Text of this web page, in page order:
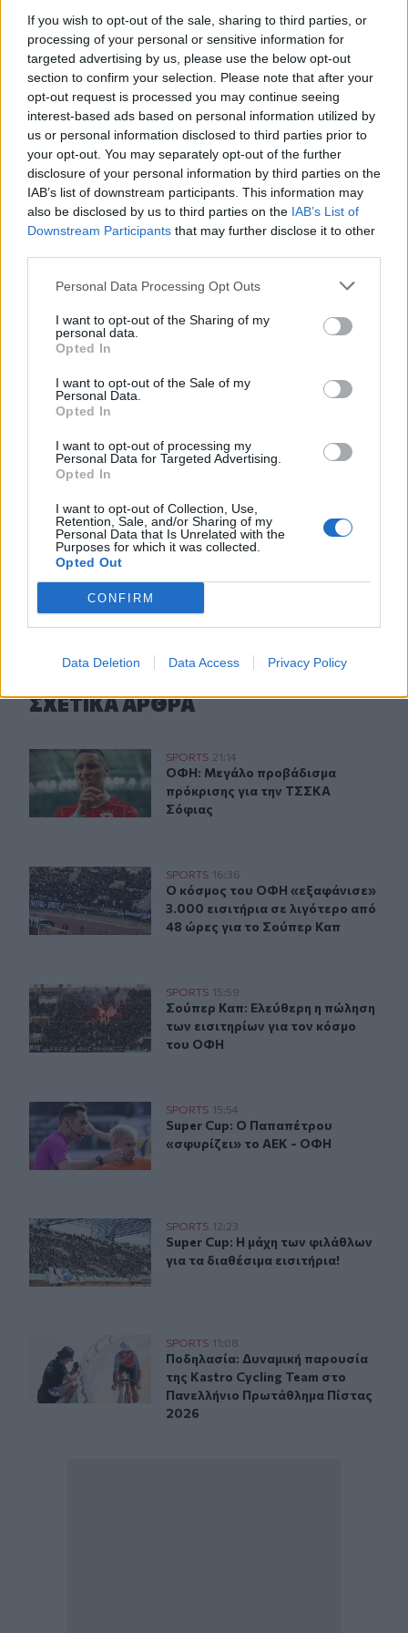
If you wish to opt-out of the sale, sharing to third parties, or
processing of your personal or sensitive information for
targeted advertising by us, please use the below opt-out
section to confirm your selection. Please note that after your
opt-out request is processed you may continue seeing
interest-based ads based on personal information utilized by
us or personal information disclosed to third parties prior to
your opt-out. You may separately opt-out of the further
disclosure of your personal information by third parties on the
IAB’s list of downstream participants. This information may
also be disclosed by us to third parties on the IAB’s List of
Downstream Participants that may further disclose it to other
Personal Data Processing Opt Outs
I want to opt-out of the Sharing of my
personal data.
Opted In
I want to opt-out of the Sale of my
Personal Data.
Opted In
I want to opt-out of processing my
Personal Data for Targeted Advertising.
Opted In
I want to opt-out of Collection, Use,
Retention, Sale, and/or Sharing of my
Personal Data that Is Unrelated with the
Purposes for which it was collected.
Opted Out
CONFIRM
Data Deletion Data Access Privacy Policy
Χανιά: ΕΔΕ για την υπόθεση της 75χρονης που βρέθηκε
νεκρή σε χωράφι
23:00
Ιταλία: Στη Νάπολη καταγράφηκε θερμοκρασία-ρεκόρ 48
βαθμών
22:32
Υπόθεση Marfin: Έφθασε στην Ελλάδα η 46χρονη
κατηγορούμενη για εμπρησμό
22:30
Αυτές είναι οι πιο επικίνδυνες εβδομάδες για μεγάλες
Χρήστος Δάντης: «Δεν περίμενα την αχαριστία, 22 χρόνια
μετά και συνάδελφοι προσπαθούν να ξεχάσουν ότι
Μετρό Θεσσαλονίκης
Τζόκερ: Αυτοί είναι οι τυχεροί αριθμοί που κερδίζουν
πάνω από 2 εκατ. ευρώ
ΠΕΡΙΣΣΟΤΕΡΑ
ΣΧΕΤΙΚA AΡΘΡΑ
ΟΦΗ: Μεγάλο προβάδισμα πρόκρισης για την ΤΣΣΚΑ
SPORTS 21:14
ΟΦΗ: Μεγάλο προβάδισμα
ΟΦΗ: Μεγάλο προβάδισμα
πρόκρισης για την ΤΣΣΚΑ
Σόφιας
Ο κόσμος του ΟΦΗ «εξαφάνισε» 3.000 εισιτήρια σε
SPORTS 16:36
Ο κόσμος του ΟΦΗ «εξαφάνισε»
Ο κόσμος του ΟΦΗ «εξαφάνισε»
3.000 εισιτήρια σε λιγότερο από
48 ώρες για το Σούπερ Καπ
Σούπερ Καπ: Ελεύθερη η πώληση των εισιτηρίων για
SPORTS 15:59
Σούπερ Καπ: Ελεύθερη η πώληση
Σούπερ Καπ: Ελεύθερη η πώληση
των εισιτηρίων για τον κόσμο
του ΟΦΗ
Super Cup: Ο Παπαπέτρου «σφυρίζει» το ΑΕΚ - ΟΦΗ
SPORTS 15:54
Super Cup: Ο Παπαπέτρου
Super Cup: Ο Παπαπέτρου
«σφυρίζει» το ΑΕΚ - ΟΦΗ
Super Cup: Η μάχη των φιλάθλων για τα διαθέσιμα
SPORTS 12:23
Super Cup: Η μάχη των φιλάθλων
Super Cup: Η μάχη των φιλάθλων
για τα διαθέσιμα εισιτήρια!
Ποδηλασία: Δυναμική παρουσία της Kastro Cycling
SPORTS 11:08
Ποδηλασία: Δυναμική παρουσία
Ποδηλασία: Δυναμική παρουσία
της Kastro Cycling Team στο
Πανελλήνιο Πρωτάθλημα Πίστας
2026